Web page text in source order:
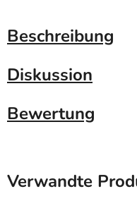
Beschreibung
Diskussion
Bewertung
Verwandte